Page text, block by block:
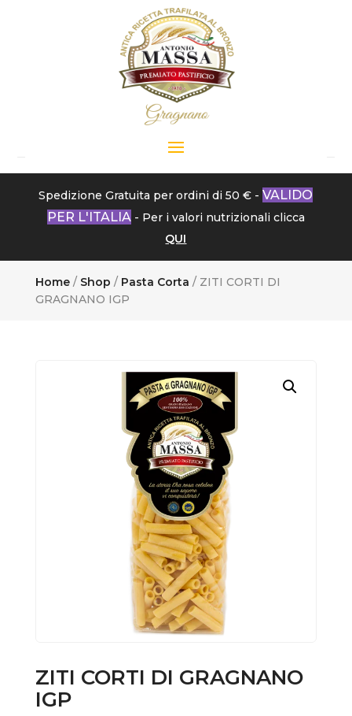
Spedizione Gratuita per ordini di 50 € -VALIDO
PER L'ITALIA- Per i valori nutrizionali clicca
QUI
Home/ Shop / Pasta Corta / ZITI CORTI DI
GRAGNANO IGP
ZITI CORTI DI GRAGNANO
IGP